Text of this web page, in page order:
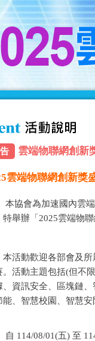
雲端物聯網創新
雲端物聯網創新獎
本協會為加速國內雲
特舉辦「2025雲端物
本活動歡迎各部會及
。活動主題包括(但不
、資訊安全、區塊鏈
能、智慧校園、智慧
自 114/08/01(五) 至